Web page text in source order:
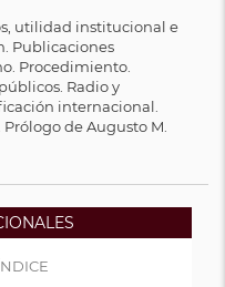
utilidad institucional e
Publicaciones
Procedimiento.
Radio y
internacional.
de Augusto M.